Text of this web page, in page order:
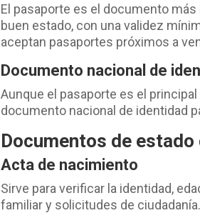
El pasaporte es el documento
buen estado, con una validez
aceptan pasaportes próximos a
Documento nacional de
Aunque el pasaporte es el
documento nacional de identidad
Documentos de estado
Acta de nacimiento
Sirve para verificar la identidad,
familiar y solicitudes de ciudadanía.